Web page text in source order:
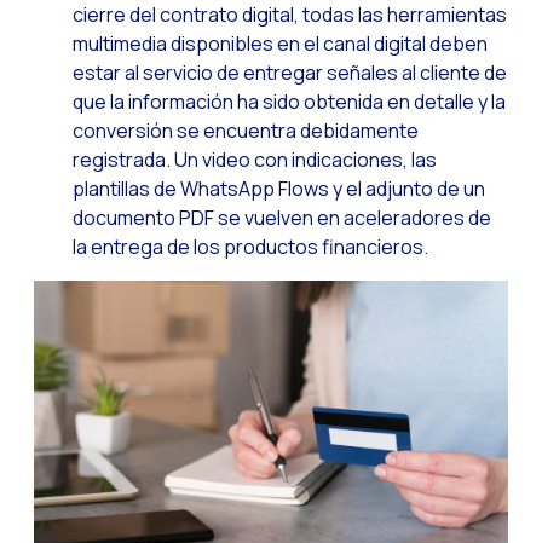
El nuevo espacio de
Trazabilidad de
Adelantarse a las
Notificaciones
Derivar los flujos
Social CX: La
Catálogo
Somos Business
cierre del contrato digital, todas las herramientas
multimedia disponibles en el canal digital deben
estar al servicio de entregar señales al cliente de
que la información ha sido obtenida en detalle y la
conversión se encuentra debidamente
registrada. Un video con indicaciones, las
plantillas de WhatsApp Flows y el adjunto de un
documento PDF se vuelven en aceleradores de
la entrega de los productos financieros.